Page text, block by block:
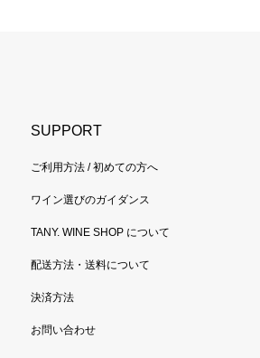
SUPPORT
ご利用方法 / 初めての方へ
ワイン選びのガイダンス
TANY. WINE SHOP について
配送方法・送料について
決済方法
お問い合わせ